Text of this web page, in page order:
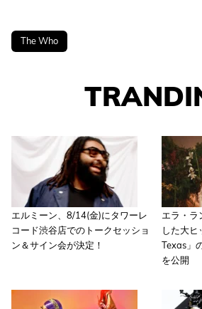
The Who
エルミーン、8/14(金)にタワーレ
コード渋谷店でのトークセッショ
ン＆サイン会が決定！
エラ・ラ
した大ヒ
Texas」
を公開